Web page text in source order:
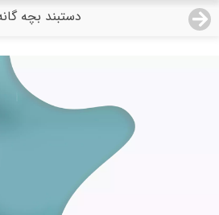
دستبند بچه
منو
دسته بندی محصولات